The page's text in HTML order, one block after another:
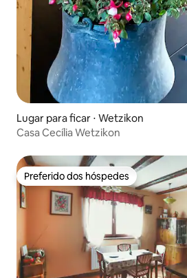
Lugar para ficar ⋅ Wetzikon
Casa Cecília Wetzikon
Preferido dos hóspedes
Preferido dos hóspedes